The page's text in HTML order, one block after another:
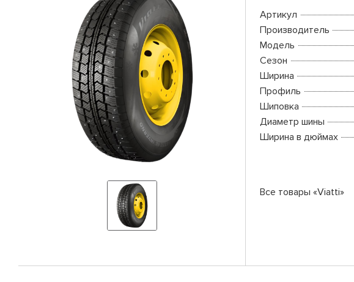
Артикул
Производитель
Модель
Сезон
Ширина
Профиль
Шиповка
Диаметр шины
Ширина в дюймах
Все товары «Viatti»